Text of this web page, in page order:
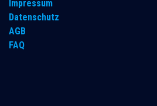
Impressum
Datenschutz
AGB
FAQ